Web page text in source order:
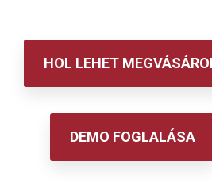
HOL LEHET
DEMO FOGLALÁSA